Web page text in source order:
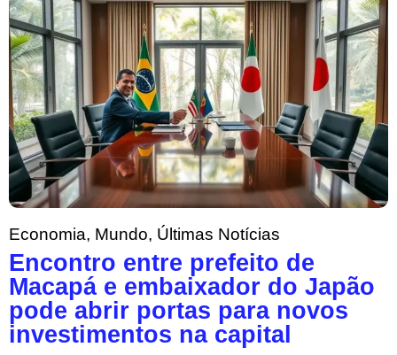
Economia, Mundo, Últimas Notícias
Encontro entre prefeito de
Macapá e embaixador do Japão
pode abrir portas para novos
investimentos na capital